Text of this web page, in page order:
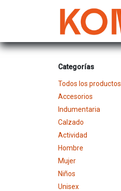
Categorías
Todos los productos
Accesorios
Indumentaria
Calzado
Actividad
Hombre
Mujer
Niños
Unisex